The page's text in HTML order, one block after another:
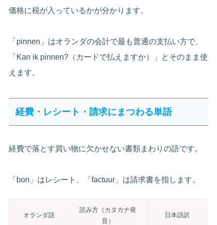
価格に税が入っているかが分かります。
「pinnen」はオランダの会計で最も普通の支払い方で、
「Kan ik pinnen?（カードで払えますか）」とそのまま使
えます。
経費・レシート・請求にまつわる単語
経費で落とす買い物に欠かせない書類まわりの語です。
「bon」はレシート、「factuur」は請求書を指します。
オランダ語
読み方（カタカナ発
音）
日本語訳